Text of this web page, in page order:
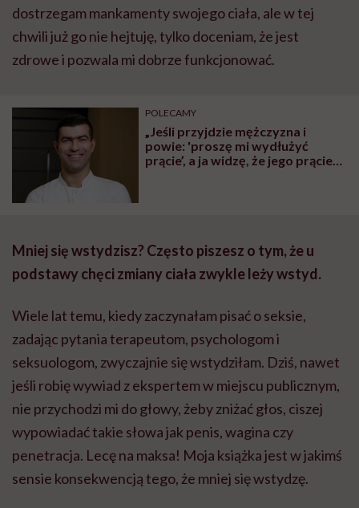
dostrzegam mankamenty swojego ciała, ale w tej
chwili już go nie hejtuję, tylko doceniam, że jest
zdrowe i pozwala mi dobrze funkcjonować.
POLECAMY
„Jeśli przyjdzie mężczyzna i
powie: 'proszę mi wydłużyć
prącie’, a ja widzę, że jego prącie
Mniej się wstydzisz? Często piszesz o tym, że u
podstawy chęci zmiany ciała zwykle leży wstyd.
Wiele lat temu, kiedy zaczynałam pisać o seksie,
zadając pytania terapeutom, psychologom i
seksuologom, zwyczajnie się wstydziłam. Dziś, nawet
jeśli robię wywiad z ekspertem w miejscu publicznym,
nie przychodzi mi do głowy, żeby zniżać głos, ciszej
wypowiadać takie słowa jak penis, wagina czy
penetracja. Lecę na maksa! Moja książka jest w jakimś
sensie konsekwencją tego, że mniej się wstydzę.